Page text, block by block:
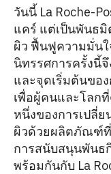
วันนี้ La Roche-
แคร์ แต่เป็นพันธ
ผิว ฟื้นฟูความมั่น
นิทรรศการครั้งนี้
และจุดเริ่มต้นขอ
เพื่อผู้คนและโลก
หนึ่งของการเปลี่
ผิวด้วยผลิตภัณฑ์
การสนับสนุนพันธ
พร้อมกันกับ La